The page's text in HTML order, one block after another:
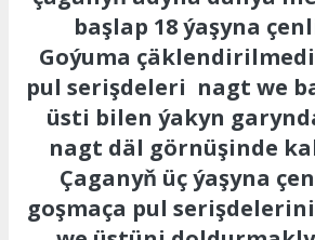
başlap 18 ýaşyna
Goýuma
pul serişdeleri nagt we
üsti bilen ýakyn
nagt däl görnüşinde
Çaganyň üç ýaşyna
goşmaça pul